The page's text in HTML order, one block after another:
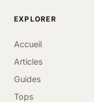
EXPLORER
Accueil
Articles
Guides
Tops